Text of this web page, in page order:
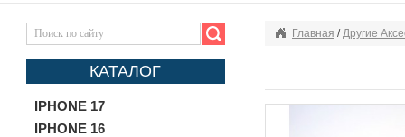
КАТАЛОГ
IPHONE 17
IPHONE 16
Главная /Другие